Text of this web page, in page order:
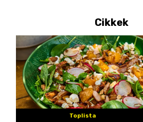
Cikkek
Toplista